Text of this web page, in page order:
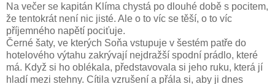
Na večer se kapitán Klíma chystá po dlouhé době s pocitem,
že tentokrát není nic jisté. Ale o to víc se těší, o to víc
příjemného napětí pociťuje.
Černé šaty, ve kterých Soňa vstupuje v šestém patře do
hotelového výtahu zakrývají nejdražší spodní prádlo, které
má. Když si ho oblékala, představovala si jeho ruku, která jí
hladí mezi stehny. Cítila vzrušení a přála si, aby ji dnes